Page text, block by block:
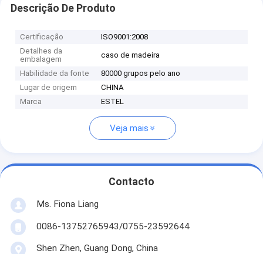
Descrição De Produto
Certificação
ISO9001:2008
Detalhes da
embalagem
caso de madeira
Habilidade da fonte
80000 grupos pelo ano
Lugar de origem
CHINA
Marca
ESTEL
Veja mais
Contacto
Ms. Fiona Liang
0086-13752765943/0755-23592644
Shen Zhen, Guang Dong, China